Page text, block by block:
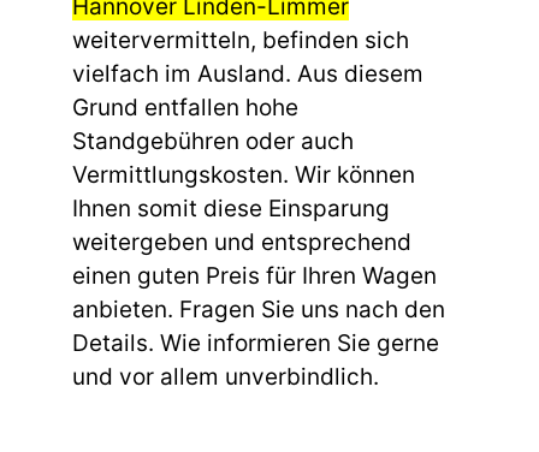
Hannover Linden-Limmer
weitervermitteln, befinden sich
vielfach im Ausland. Aus diesem
Grund entfallen hohe
Standgebühren oder auch
Vermittlungskosten. Wir können
Ihnen somit diese Einsparung
weitergeben und entsprechend
einen guten Preis für Ihren Wagen
anbieten. Fragen Sie uns nach den
Details. Wie informieren Sie gerne
und vor allem unverbindlich.